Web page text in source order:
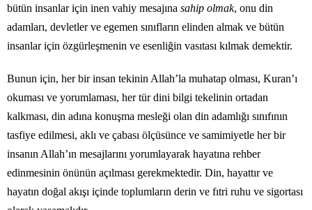
bütün insanlar için inen vahiy mesajına sahip olmak, onu din
adamları, devletler ve egemen sınıfların elinden almak ve bütün
insanlar için özgürleşmenin ve esenliğin vasıtası kılmak demektir.
Bunun için, her bir insan tekinin Allah’la muhatap olması, Kuran’ı
okuması ve yorumlaması, her tür dini bilgi tekelinin ortadan
kalkması, din adına konuşma mesleği olan din adamlığı sınıfının
tasfiye edilmesi, aklı ve çabası ölçüsünce ve samimiyetle her bir
insanın Allah’ın mesajlarını yorumlayarak hayatına rehber
edinmesinin önünün açılması gerekmektedir. Din, hayattır ve
hayatın doğal akışı içinde toplumların derin ve fıtri ruhu ve sigortası